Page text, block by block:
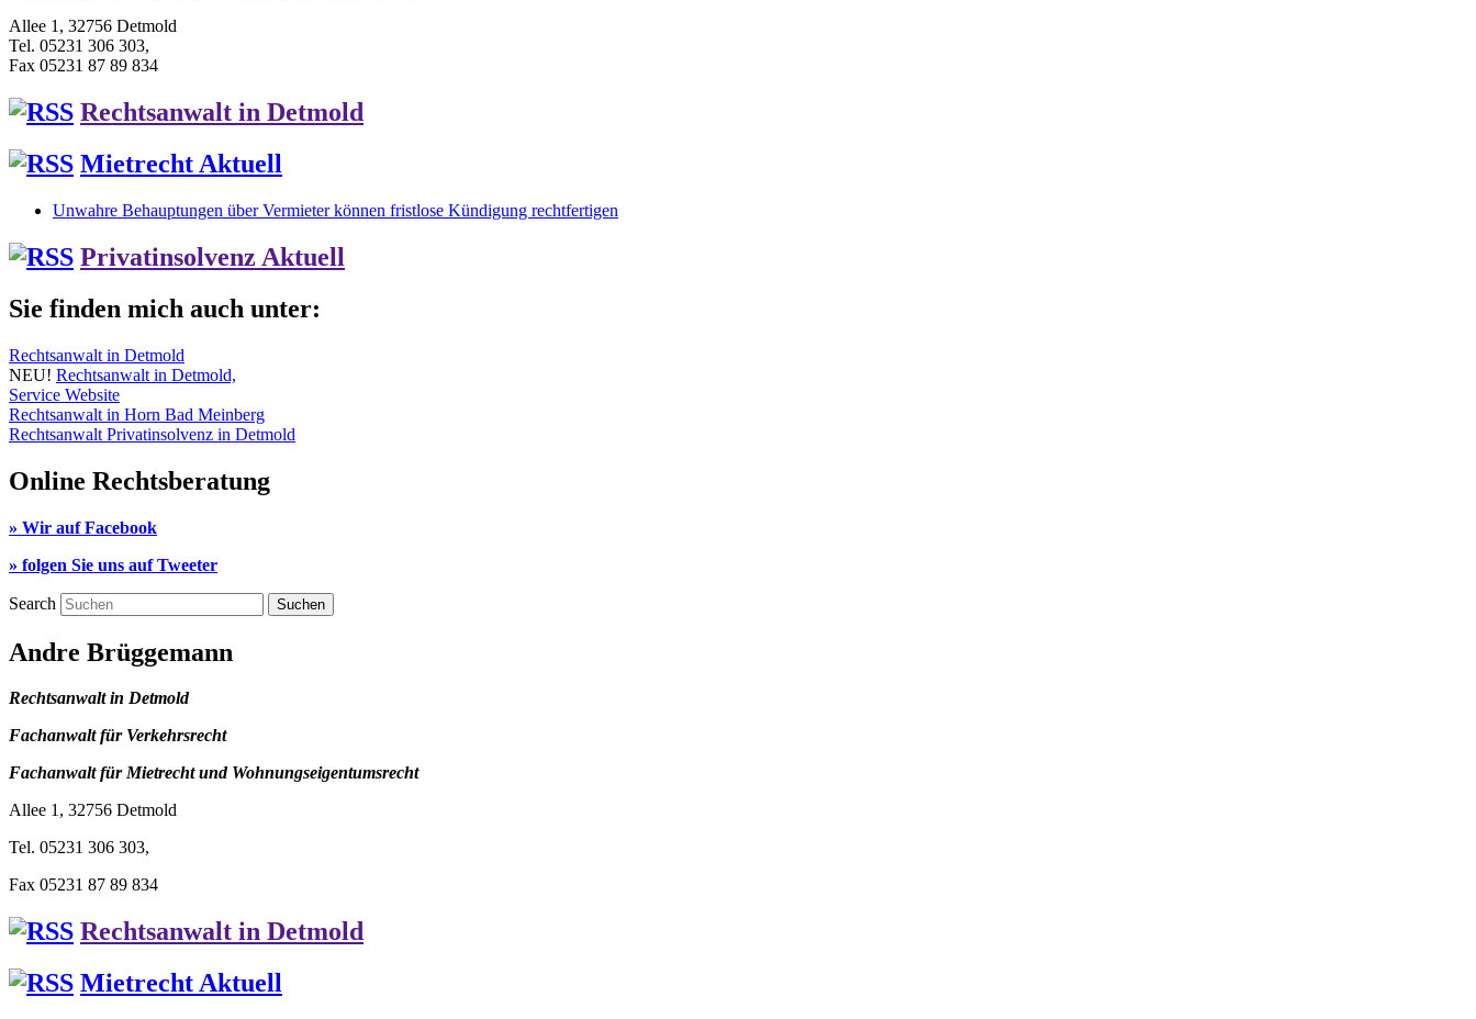
Allee 1, 32756 Detmold
Tel. 05231 306 303,
Fax 05231 87 89 834
Rechtsanwalt in Detmold
Mietrecht Aktuell
Unwahre Behauptungen über Vermieter können fristlose Kündigung rechtfertigen
Privatinsolvenz Aktuell
Sie finden mich auch unter:
Rechtsanwalt in Detmold
NEU! Rechtsanwalt in Detmold,
Service Website
Rechtsanwalt in Horn Bad Meinberg
Rechtsanwalt Privatinsolvenz in Detmold
Online Rechtsberatung
» Wir auf Facebook
» folgen Sie uns auf Tweeter
Search
Andre Brüggemann
Rechtsanwalt in Detmold
Fachanwalt für Verkehrsrecht
Fachanwalt für Mietrecht und Wohnungseigentumsrecht
Allee 1, 32756 Detmold
Tel. 05231 306 303,
Fax 05231 87 89 834
Rechtsanwalt in Detmold
Mietrecht Aktuell